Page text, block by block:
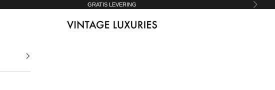
GRATIS LEVERING Næste
Vintage Luxuries